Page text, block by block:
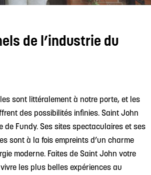
de l’industrie du
sont littéralement à notre porte, et les
des possibilités infinies. Saint John
de Fundy. Ses sites spectaculaires et ses
sont à la fois empreints d’un charme
moderne. Faites de Saint John votre
les plus belles expériences au